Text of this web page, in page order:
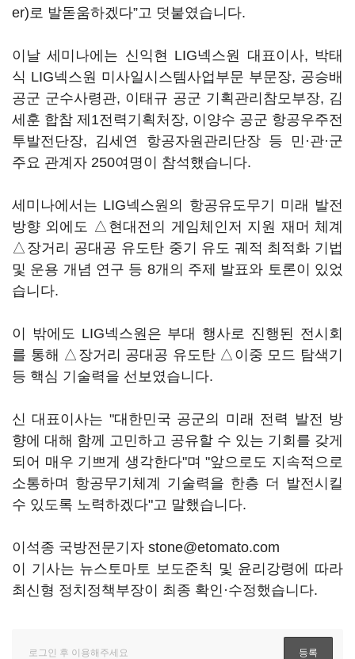
er)로 발돋움하겠다”고 덧붙였습니다.
이날 세미나에는 신익현 LIG넥스원 대표이사, 박태
식 LIG넥스원 미사일시스템사업부문 부문장, 공승배
공군 군수사령관, 이태규 공군 기획관리참모부장, 김
세훈 합참 제1전력기획처장, 이양수 공군 항공우주전
투발전단장, 김세연 항공자원관리단장 등 민·관·군
주요 관계자 250여명이 참석했습니다.
세미나에서는 LIG넥스원의 항공유도무기 미래 발전
방향 외에도 △현대전의 게임체인저 지원 재머 체계
△장거리 공대공 유도탄 중기 유도 궤적 최적화 기법
및 운용 개념 연구 등 8개의 주제 발표와 토론이 있었
습니다.
이 밖에도 LIG넥스원은 부대 행사로 진행된 전시회
를 통해 △장거리 공대공 유도탄 △이중 모드 탐색기
등 핵심 기술력을 선보였습니다.
신 대표이사는 "대한민국 공군의 미래 전력 발전 방
향에 대해 함께 고민하고 공유할 수 있는 기회를 갖게
되어 매우 기쁘게 생각한다"며 "앞으로도 지속적으로
소통하며 항공무기체계 기술력을 한층 더 발전시킬
수 있도록 노력하겠다"고 말했습니다.
이석종 국방전문기자 stone@etomato.com
이 기사는 뉴스토마토 보도준칙 및 윤리강령에 따라
최신형 정치정책부장이 최종 확인·수정했습니다.